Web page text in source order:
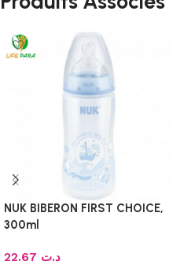
NUK BIBERON FIRST CHOICE,
300ml
د.ت